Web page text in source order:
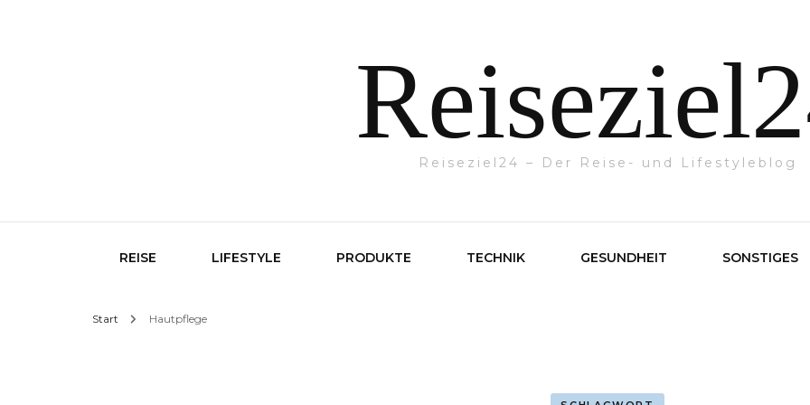
Reiseziel24 – Der Reise- und Lifestyleblog
REISE LIFESTYLE PRODUKTE TECHNIK GESUNDHEIT SONSTIGES
Start Hautpflege